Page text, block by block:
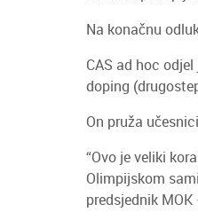
Na konačnu
CAS ad hoc
doping
On pruža
“Ovo je veliki
Olimpijskom
predsjednik